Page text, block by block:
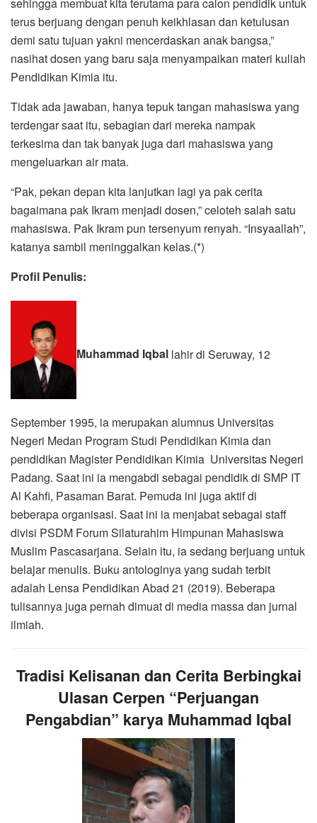
terus berjuang dengan penuh keikhlasan dan ketulusan
demi satu tujuan yakni mencerdaskan anak bangsa,”
nasihat dosen yang baru saja menyampaikan materi kuliah
Pendidikan Kimia itu.
Tidak ada jawaban, hanya tepuk tangan mahasiswa yang
terdengar saat itu, sebagian dari mereka nampak
terkesima dan tak banyak juga dari mahasiswa yang
mengeluarkan air mata.
“Pak, pekan depan kita lanjutkan lagi ya pak cerita
bagaimana pak Ikram menjadi dosen,” celoteh salah satu
mahasiswa. Pak Ikram pun tersenyum renyah. “Insyaallah”,
katanya sambil meninggalkan kelas.(*)
Profil Penulis:
Muhammad Iqbal lahir di Seruway, 12
September 1995, ia merupakan alumnus Universitas
Negeri Medan Program Studi Pendidikan Kimia dan
pendidikan Magister Pendidikan Kimia Universitas Negeri
Padang. Saat ini ia mengabdi sebagai pendidik di SMP IT
Al Kahfi, Pasaman Barat. Pemuda ini juga aktif di
beberapa organisasi. Saat ini ia menjabat sebagai staff
divisi PSDM Forum Silaturahim Himpunan Mahasiswa
Muslim Pascasarjana. Selain itu, ia sedang berjuang untuk
belajar menulis. Buku antologinya yang sudah terbit
adalah Lensa Pendidikan Abad 21 (2019). Beberapa
tulisannya juga pernah dimuat di media massa dan jurnal
ilmiah.
Tradisi Kelisanan dan Cerita Berbingkai
Ulasan Cerpen “Perjuangan
Pengabdian” karya Muhammad Iqbal